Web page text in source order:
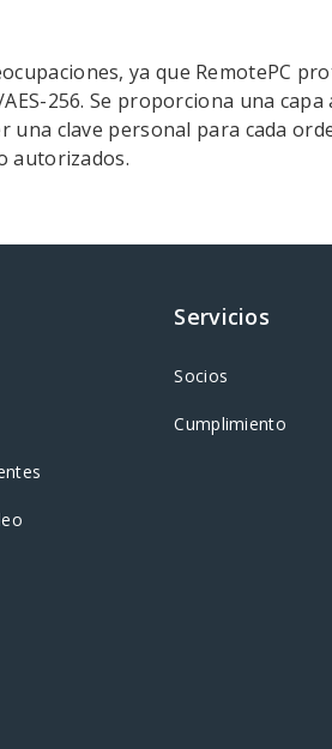
ya que RemotePC
256. Se proporciona una capa
clave personal para cada
autorizados.
Servicios
Socios
Cumplimiento